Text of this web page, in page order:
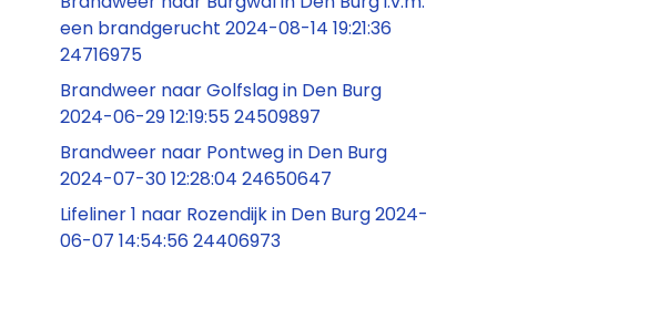
een brandgerucht 2024-08-14 19:21:36
24716975
Brandweer naar Golfslag in Den Burg
2024-06-29 12:19:55 24509897
Brandweer naar Pontweg in Den Burg
2024-07-30 12:28:04 24650647
Lifeliner 1 naar Rozendijk in Den Burg 2024-
06-07 14:54:56 24406973